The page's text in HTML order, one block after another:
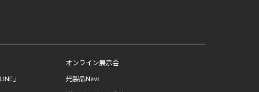
」
オンライン展示会
光製品Navi